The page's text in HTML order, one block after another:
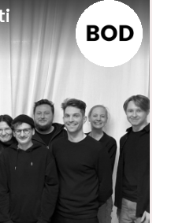
dílce
Flooring